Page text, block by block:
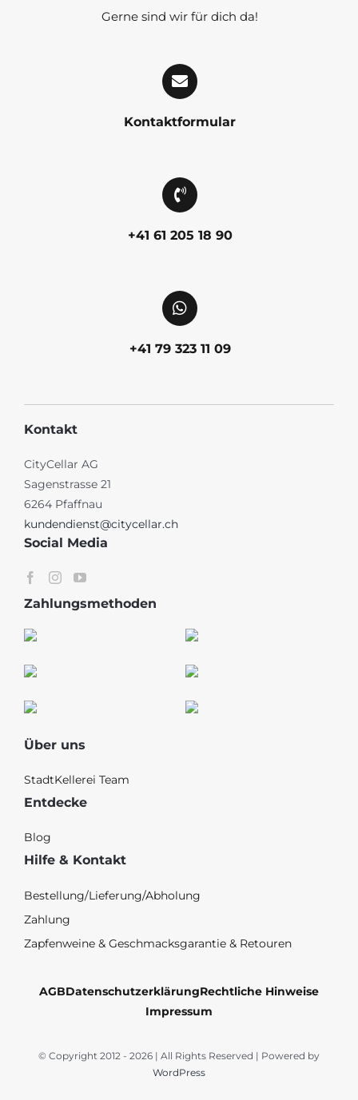
Gerne sind wir für dich da!
Kontaktformular
+41 61 205 18 90
+41 79 323 11 09
Kontakt
CityCellar AG
Sagenstrasse 21
6264 Pfaffnau
kundendienst@citycellar.ch
Social Media
Zahlungsmethoden
Über uns
StadtKellerei Team
Entdecke
Blog
Hilfe & Kontakt
Bestellung/Lieferung/Abholung
Zahlung
Zapfenweine & Geschmacksgarantie & Retouren
AGBDatenschutzerklärungRechtliche Hinweise
Impressum
© Copyright 2012 - 2026 | All Rights Reserved | Powered by
WordPress